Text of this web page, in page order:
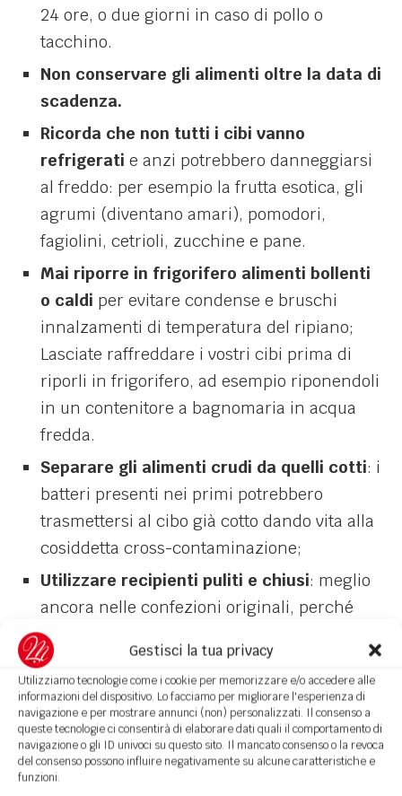
Gestisci la tua privacy
Utilizziamo tecnologie come i cookie per memorizzare e/o accedere alle
informazioni del dispositivo. Lo facciamo per migliorare l'esperienza di
navigazione e per mostrare annunci (non) personalizzati. Il consenso a
queste tecnologie ci consentirà di elaborare dati quali il comportamento di
navigazione o gli ID univoci su questo sito. Il mancato consenso o la revoca
del consenso possono influire negativamente su alcune caratteristiche e
funzioni.
24 ore, o due giorni in caso di pollo o
tacchino.
Non conservare gli alimenti oltre la data di
scadenza.
Ricorda che non tutti i cibi vanno
refrigerati e anzi potrebbero danneggiarsi
al freddo: per esempio la frutta esotica, gli
agrumi (diventano amari), pomodori,
fagiolini, cetrioli, zucchine e pane.
Mai riporre in frigorifero alimenti bollenti
o caldi per evitare condense e bruschi
innalzamenti di temperatura del ripiano;
Lasciate raffreddare i vostri cibi prima di
riporli in frigorifero, ad esempio riponendoli
in un contenitore a bagnomaria in acqua
fredda.
Separare gli alimenti crudi da quelli cotti: i
batteri presenti nei primi potrebbero
trasmettersi al cibo già cotto dando vita alla
cosiddetta cross-contaminazione;
Utilizzare recipienti puliti e chiusi: meglio
ancora nelle confezioni originali, perché
queste riportano la scadenza e indicazioni
di conservazione. I cibi preparati in casa
devono essere riparati con un coperchio;
Pulite il frigorifero di frequente, una volta
alla settimana o almeno una volta ogni due
settimane. Utilizzate per la pulizia di cassetti